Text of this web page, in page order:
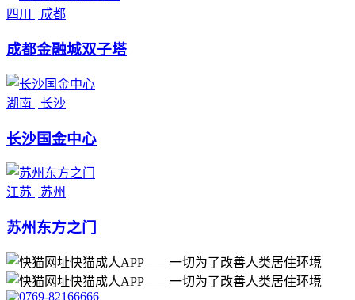
四川 | 成都
成都金融城双子塔
湖南 | 长沙
长沙国金中心
江苏 | 苏州
苏州东方之门